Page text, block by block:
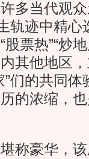
多当代观
轨迹中精
票热”“炒
其他地区，
”们的共同
的浓缩，
豪华，该